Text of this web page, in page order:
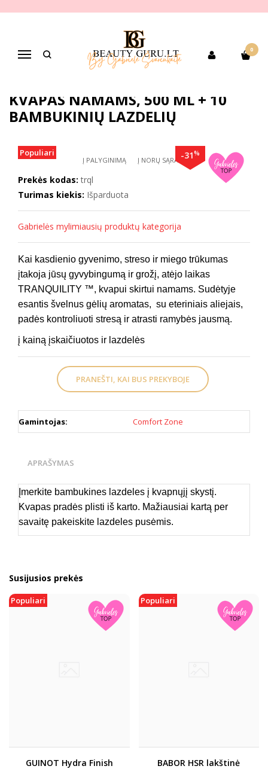
Navigacija
0
Pagrindinis PREKIŲ KATEGORIJOS
Pagal gamintoją
COMFORT ZONE TRANQUILLITY kvapas namams, 500 ml + 10
bambukinių lazdelių
KVAPAS NAMAMS, 500 ML + 10
BAMBUKINIŲ LAZDELIŲ
Populiari -31%
Į PALYGINIMĄ Į NORŲ SĄRAŠĄ
Prekės kodas: trql
Turimas kiekis: Išparduota
Gabrielės mylimiausių produktų kategorija
Kai kasdienio gyvenimo, streso ir miego trūkumas
įtakoja jūsų gyvybingumą ir grožį, atėjo laikas
TRANQUILITY ™, kvapui skirtui namams. Sudėtyje
esantis švelnus gėlių aromatas, su eteriniais aliejais,
padės kontroliuoti stresą ir atrasti ramybės jausmą.
į kainą įskaičiuotos ir lazdelės
PRANEŠTI, KAI BUS PREKYBOJE
Gamintojas: Comfort Zone
APRAŠYMAS
Įmerkite bambukines lazdeles į kvapnųjį skystį.
Kvapas pradės plisti iš karto. Mažiausiai kartą per
savaitę pakeiskite lazdeles pusėmis.
Susijusios prekės
Populiari
GUINOT Hydra Finish
Populiari
BABOR HSR lakštinė